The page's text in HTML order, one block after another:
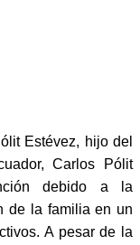
Estévez, hijo del
Carlos Pólit
debido a la
de la familia en un
A pesar de la